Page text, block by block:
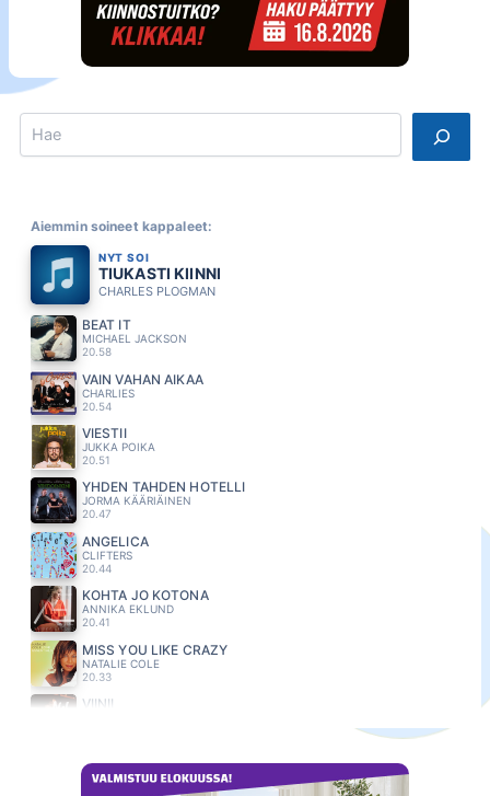
Search
Aiemmin soineet kappaleet:
NYT SOI
TIUKASTI KIINNI
CHARLES PLOGMAN
BEAT IT
MICHAEL JACKSON
20.58
VAIN VAHAN AIKAA
CHARLIES
20.54
VIESTII
JUKKA POIKA
20.51
YHDEN TAHDEN HOTELLI
JORMA KÄÄRIÄINEN
20.47
ANGELICA
CLIFTERS
20.44
KOHTA JO KOTONA
ANNIKA EKLUND
20.41
MISS YOU LIKE CRAZY
NATALIE COLE
20.33
VIINII
BAD BOYS BLUE
20.25